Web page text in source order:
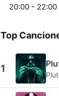
20:00 - 22:00
Top
1